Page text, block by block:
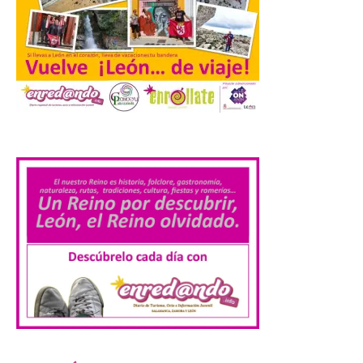
a reclamar a la institución autonómica
que exija al Gobierno de España la
supresión de este peaje por la ilegalidad
de la prórroga […]
El alumnado de FP crece
matriculados y marca un
nuevo récord
10 Ago 2026
El Ministerio publica la
Estadística de las
Enseñanzas no
universitarias. Datos
avance 2025-2026 con las
cifras actualizadas del curso escolar